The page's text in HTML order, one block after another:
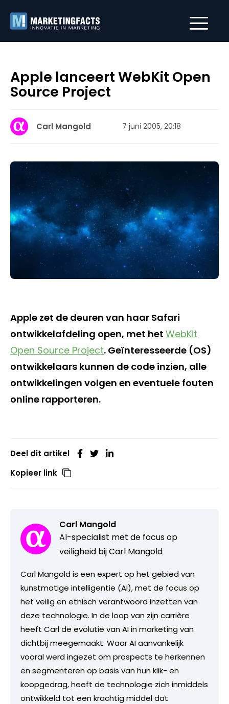
Apple lanceert WebKit Open
Source Project
Carl Mangold 7 juni 2005, 20:18
Apple zet de deuren van haar Safari
ontwikkelafdeling open, met het WebKit
Open Source Project. Geïnteresseerde (OS)
ontwikkelaars kunnen de code inzien, alle
ontwikkelingen volgen en eventuele fouten
online rapporteren.
Deel dit artikel
Kopieer link
Carl Mangold
AI-specialist met de focus op
veiligheid bij Carl Mangold
Carl Mangold is een expert op het gebied van
kunstmatige intelligentie (AI), met de focus op
het veilig en ethisch verantwoord inzetten van
deze technologie. In de loop van zijn carrière
heeft Carl de evolutie van AI in marketing van
dichtbij meegemaakt. Waar AI aanvankelijk
vooral werd ingezet om prospects te herkennen
en segmenteren op basis van hun klik- en
koopgedrag, heeft de technologie zich inmiddels
ontwikkeld tot een krachtig middel dat